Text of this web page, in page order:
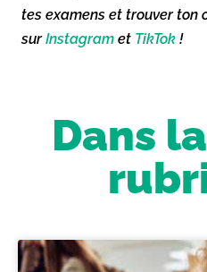
tes examens et trouver ton
surInstagram et TikTok !
Dans